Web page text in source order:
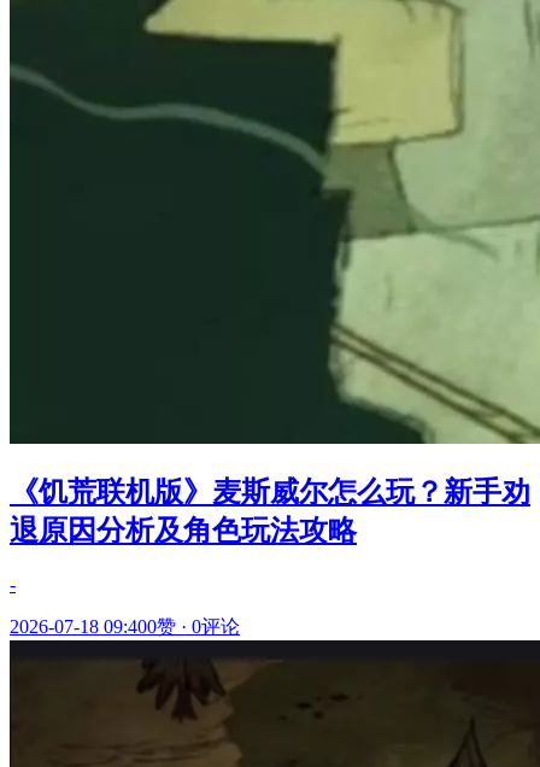
《饥荒联机版》麦斯威尔怎么玩？新手劝
退原因分析及角色玩法攻略
-
2026-07-18 09:400赞 · 0评论